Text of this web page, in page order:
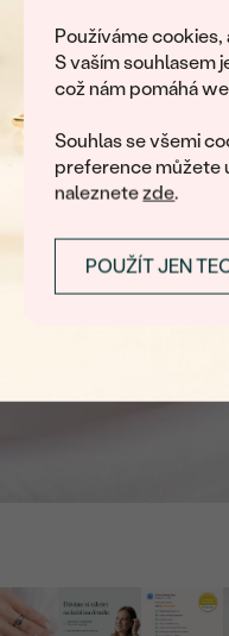
Používáme
S vaším souhlasem
což nám pomáhá
Souhlas se všemi
preference můžete
naleznetezde.
POUŽÍT JEN